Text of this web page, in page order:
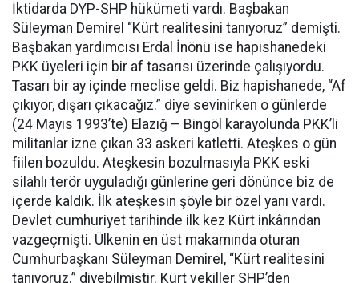
İktidarda DYP-SHP hükümeti vardı. Başbakan
Süleyman Demirel “Kürt realitesini tanıyoruz” demişti.
Başbakan yardımcısı Erdal İnönü ise hapishanedeki
PKK üyeleri için bir af tasarısı üzerinde çalışıyordu.
Tasarı bir ay içinde meclise geldi. Biz hapishanede, “Af
çıkıyor, dışarı çıkacağız.” diye sevinirken o günlerde
(24 Mayıs 1993’te) Elazığ – Bingöl karayolunda PKK’li
militanlar izne çıkan 33 askeri katletti. Ateşkes o gün
fiilen bozuldu. Ateşkesin bozulmasıyla PKK eski
silahlı terör uyguladığı günlerine geri dönünce biz de
içerde kaldık. İlk ateşkesin şöyle bir özel yanı vardı.
Devlet cumhuriyet tarihinde ilk kez Kürt inkârından
vazgeçmişti. Ülkenin en üst makamında oturan
Cumhurbaşkanı Süleyman Demirel, “Kürt realitesini
tanıyoruz.” diyebilmiştir. Kürt vekiller SHP’den